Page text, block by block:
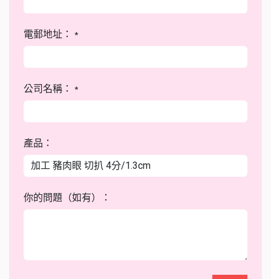
電郵地址： *
公司名稱： *
產品：
你的問題（如有）：